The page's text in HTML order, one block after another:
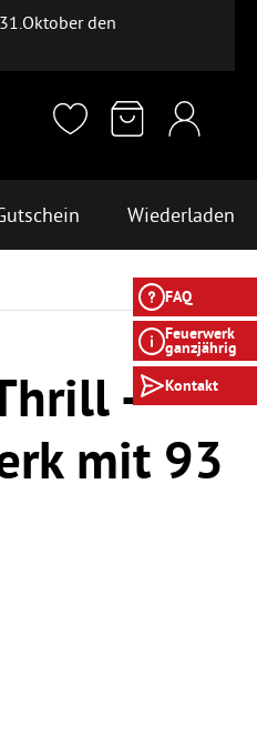
FAQ
Feuerwerk
ganzjährig
Kontakt
den
Wiederladen
-
mit 93